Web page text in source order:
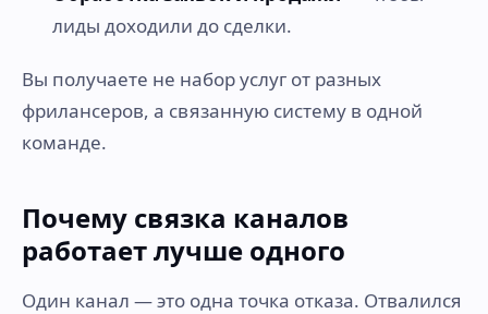
лиды доходили до сделки.
Вы получаете не набор услуг от разных
фрилансеров, а связанную систему в одной
команде.
Почему связка каналов
работает лучше одного
Один канал — это одна точка отказа. Отвалился